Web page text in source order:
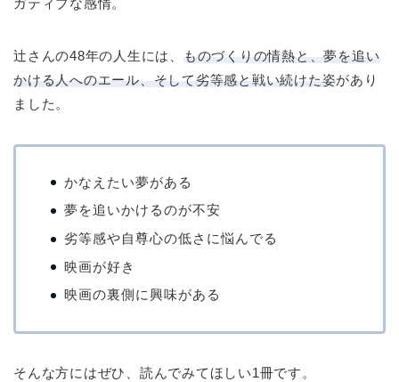
辻さんの48年の人生には、
ものづくりの情熱と、夢を追い
かける人へのエール、そして劣等感と戦い続けた姿があり
ました。
かなえたい夢がある
夢を追いかけるのが不安
劣等感や自尊心の低さに悩んでる
映画が好き
映画の裏側に興味がある
そんな方にはぜひ、読んでみてほしい1冊です。